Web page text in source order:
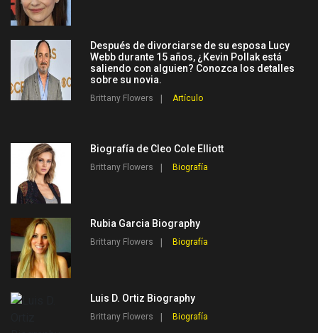
Después de divorciarse de su esposa Lucy
Webb durante 15 años, ¿Kevin Pollak está
saliendo con alguien? Conozca los detalles
sobre su novia.
Brittany Flowers Artículo
Biografía de Cleo Cole Elliott
Brittany Flowers Biografía
Rubia Garcia Biography
Brittany Flowers Biografía
Luis D. Ortiz Biography
Brittany Flowers Biografía